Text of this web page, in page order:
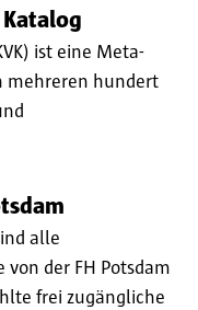
Katalog
ist eine Meta-
mehreren hundert
alle
von der FH Potsdam
frei zugängliche